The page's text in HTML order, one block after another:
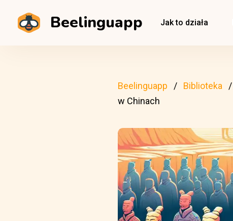
Beelinguapp Jak to działa
Beelinguapp Biblioteka
w Chinach